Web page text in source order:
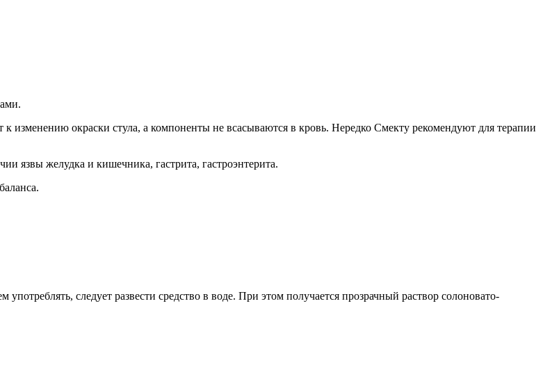
к изменению окраски стула, а компоненты не всасываются в кровь. Нередко Смекту рекомендуют для терапии
язвы желудка и кишечника, гастрита, гастроэнтерита.
следует развести средство в воде. При этом получается прозрачный раствор солоновато-